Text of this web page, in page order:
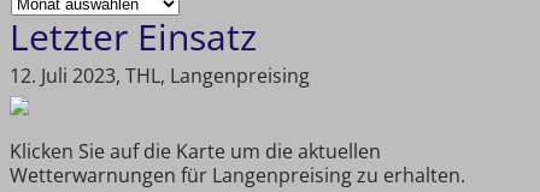
Letzter Einsatz
12. Juli 2023, THL, Langenpreising
Klicken Sie auf die Karte um die aktuellen
Wetterwarnungen für Langenpreising zu erhalten.